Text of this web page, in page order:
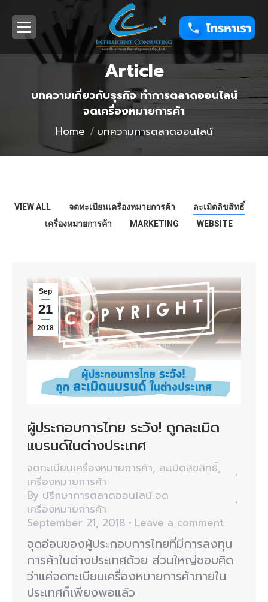
Article
บทความเกี่ยวกับธุรกิจ ทำการตลาดออนไลน์
จดเครื่องหมายการค้า
You are here:
Home บทความการตลาดออนไลน์
VIEW ALL จดทะเบียนเครื่องหมายการค้า
ละเมิดลิขสิทธิ์
เครื่องหมายการค้า
MARKETING WEBSITE
Sep
21
2018
ผู้ประกอบการไทย ระวัง! ถูกละเมิด
แบรนด์ในต่างประเทศ
จดทะเบียนเครื่องหมายการค้า, ละเมิดลิขสิทธิ์,
เครื่องหมายการค้า
By ปรึกษาการตลาดออนไลน์ จด
เครื่องหมายการค้า
September 21, 2018
Leave a comment
จุดอ่อนของผู้ประกอบการไทยที่มีการลงทุน
การค้าในต่างประเทศด้วย ส่วนใหญ่ชอบคิด
ว่าแค่จดทะเบียนเครื่องหมายการค้าภายใน
ประเทศก็เพียงพอแล้ว